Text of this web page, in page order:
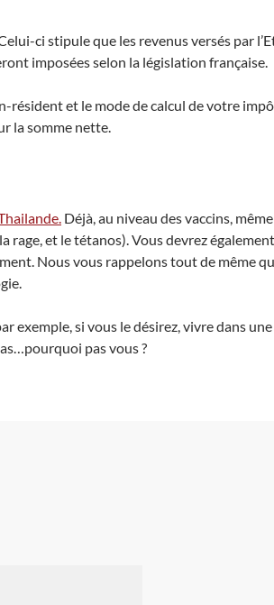
ci stipule que les revenus versés par
imposées selon la législation française.
résident et le mode de calcul de votre
la somme nette.
Déjà, au niveau des vaccins,
et le tétanos). Vous devrez
Nous vous rappelons tout de même
exemple, si vous le désirez, vivre dans une
pas vous ?